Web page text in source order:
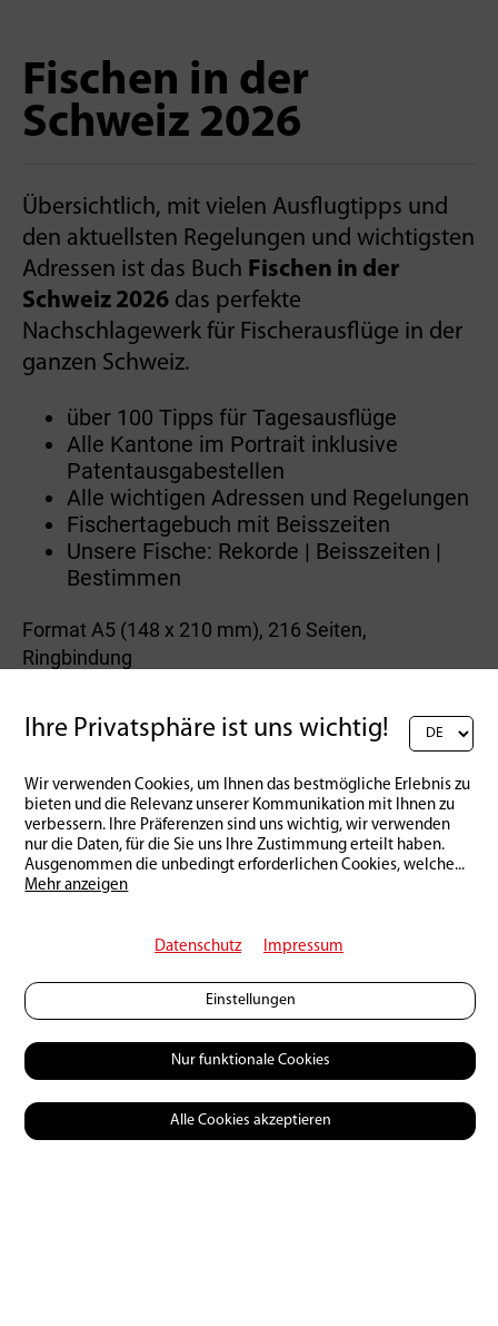
Fischen in der
Schweiz 2026
Übersichtlich­, mit vielen Ausflugtipps und
den aktuellsten Regelungen­ und wichtigsten
Adressen ist das Buch Fischen in der
Schweiz 2026 das perfekte
Nachschlagewerk für Fischerausflüge in der
ganzen­ Schweiz.
über 100 Tipps für Tagesausflüge
Alle Kantone im Portrait inklusive
Patentausgabestellen
Alle wichtigen Adressen und Regelungen
Fischertagebuch mit Beisszeiten
Unsere Fische: Rekorde | Beisszeiten |
Bestimmen
Format A5 (148 x 210 mm), 216 Seiten,
Ringbindung
Ihre Privatsphäre ist uns wichtig!
Wir verwenden Cookies, um Ihnen das bestmögliche Erlebnis zu
bieten und die Relevanz unserer Kommunikation mit Ihnen zu
verbessern. Ihre Präferenzen sind uns wichtig, wir verwenden
nur die Daten, für die Sie uns Ihre Zustimmung erteilt haben.
Ausgenommen die unbedingt erforderlichen Cookies, welche...
Mehr anzeigen
Datenschutz Impressum
Einstellungen
Nur funktionale Cookies
Alle Cookies akzeptieren